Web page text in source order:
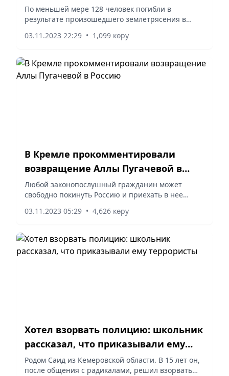
увеличилось до 128
По меньшей мере 128 человек погибли в
результате произошедшего землетрясения в
лица ожидают, что число жертв, вероятно,
03.11.2023 22:29 • 1,099 көру
В Кремле прокомментировали
возвращение Аллы Пугачевой в
Россию
Любой законопослушный гражданин может
свободно покинуть Россию и приехать в нее
РФ Дмитрий Песков, комментируя возвращение в
03.11.2023 05:29 • 4,626 көру
Хотел взорвать полицию: школьник
рассказал, что приказывали ему
террористы
Родом Саид из Кемеровской области. В 15 лет он,
после общения с радикалами, решил взорвать